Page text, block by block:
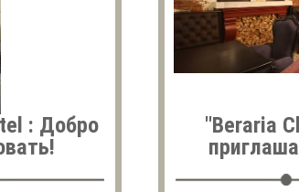
: Добро
"Beraria